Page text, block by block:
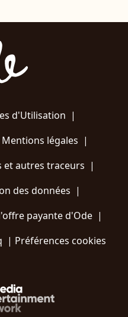
d'Utilisation |
Mentions légales |
et autres traceurs |
des données |
payante d'Ode |
| Préférences cookies